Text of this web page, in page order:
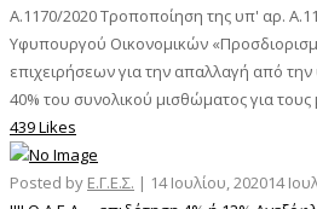
Α.1170/2020 Τροποποίηση της υπ' αρ.
Υφυπουργού Οικονομικών
επιχειρήσεων για την απαλλαγή από
40% του συνολικού μισθώματος για τους
439 Likes
Posted by Ε.Γ.Ε.Σ. | 14 Ιουλίου, 202014